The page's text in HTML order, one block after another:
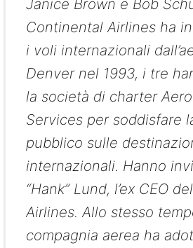
Janice Brown e Bob
Continental Airlines ha
i voli internazionali
Denver nel 1993, i tre
la società di charter
Services per soddisfare
pubblico sulle
internazionali. Hanno
“Hank” Lund, l’ex CEO
Airlines. Allo stesso
compagnia aerea ha